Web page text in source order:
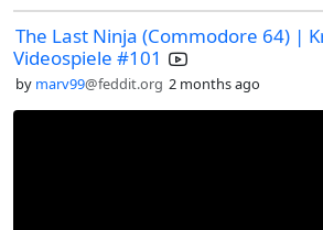
The Last Ninja (Commodore 64) |
Videospiele #101
by marv99@feddit.org 2 months ago